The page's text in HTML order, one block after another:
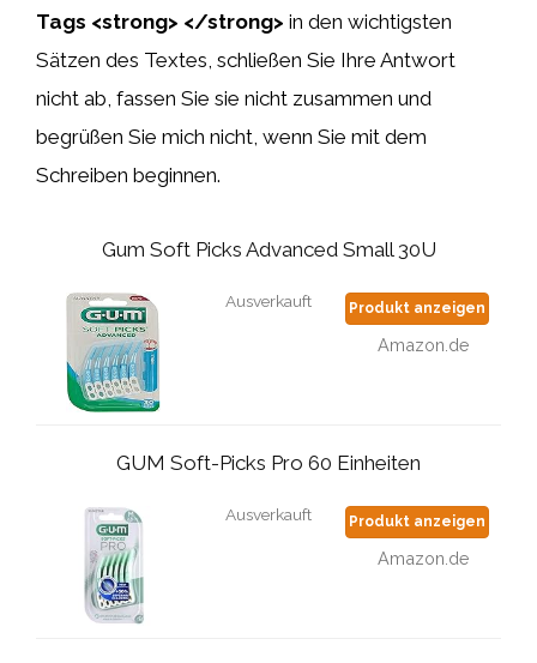
Tags <strong> </strong> in den wichtigsten
Sätzen des Textes, schließen Sie Ihre Antwort
nicht ab, fassen Sie sie nicht zusammen und
begrüßen Sie mich nicht, wenn Sie mit dem
Schreiben beginnen.
Gum Soft Picks Advanced Small 30U
Ausverkauft Produkt anzeigen
Amazon.de
GUM Soft-Picks Pro 60 Einheiten
Ausverkauft Produkt anzeigen
Amazon.de